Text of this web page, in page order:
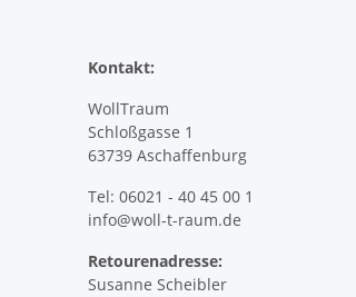
Kontakt:
WollTraum
Schloßgasse 1
63739 Aschaffenburg
Tel: 06021 - 40 45 00 1
info@woll-t-raum.de
Retourenadresse:
Susanne Scheibler